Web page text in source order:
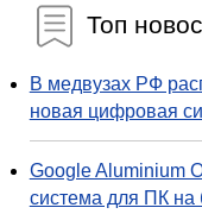
Топ
В медвузах РФ
новая цифровая
Google Aluminium
система для ПК на